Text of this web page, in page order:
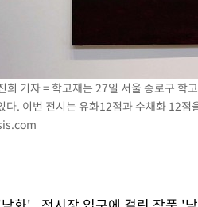
희 기자 = 학고재는 27일 서울 종로구
다. 이번 전시는 유화12점과 수채화 12